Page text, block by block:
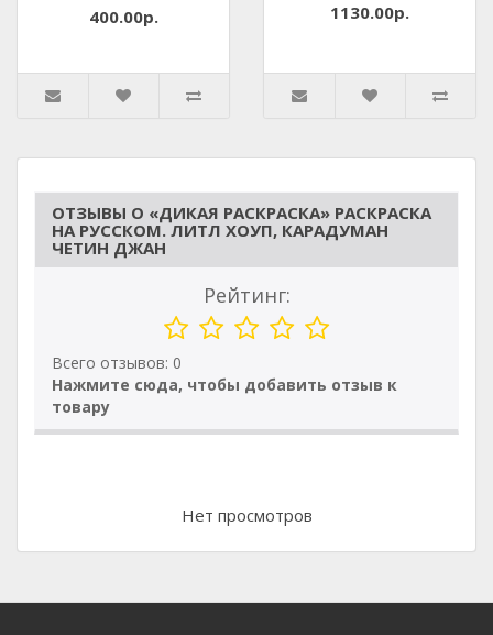
400.00р. 1130.00р.
ОТЗЫВЫ О «ДИКАЯ РАСКРАСКА» РАСКРАСКА
НА РУССКОМ. ЛИТЛ ХОУП, КАРАДУМАН
ЧЕТИН ДЖАН
Рейтинг:
Всего отзывов: 0
Нажмите сюда, чтобы добавить отзыв к
товару
Нет просмотров